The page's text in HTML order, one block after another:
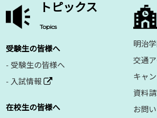
トピックス
Topics
受験生の皆様へ
- 受験生の皆様へ
- 入試情報
在校生の皆様へ
明治
交通
キャ
資料
お問